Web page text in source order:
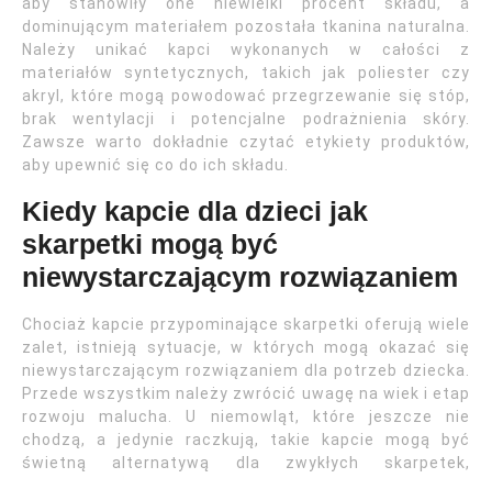
dominującym materiałem pozostała tkanina naturalna.
Należy unikać kapci wykonanych w całości z
materiałów syntetycznych, takich jak poliester czy
akryl, które mogą powodować przegrzewanie się stóp,
brak wentylacji i potencjalne podrażnienia skóry.
Zawsze warto dokładnie czytać etykiety produktów,
aby upewnić się co do ich składu.
Kiedy kapcie dla dzieci jak
skarpetki mogą być
niewystarczającym rozwiązaniem
Chociaż kapcie przypominające skarpetki oferują wiele
zalet, istnieją sytuacje, w których mogą okazać się
niewystarczającym rozwiązaniem dla potrzeb dziecka.
Przede wszystkim należy zwrócić uwagę na wiek i etap
rozwoju malucha. U niemowląt, które jeszcze nie
chodzą, a jedynie raczkują, takie kapcie mogą być
świetną alternatywą dla zwykłych skarpetek,